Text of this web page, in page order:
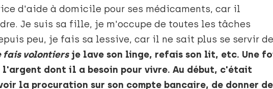
d'aide à domicile pour ses médicaments, car il
Je suis sa fille, je m'occupe de toutes les tâches
peu, je fais sa lessive, car il ne sait plus se servir
fais volontiersje lave son linge, refais son lit, etc. Une
l'argent dont il a besoin pour vivre. Au début, c'était
la procuration sur son compte bancaire, de donner de